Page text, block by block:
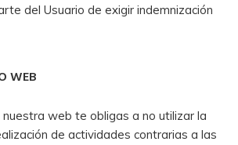
del Usuario de exigir indemnización
WEB
nuestra web te obligas a no utilizar la
de actividades contrarias a las